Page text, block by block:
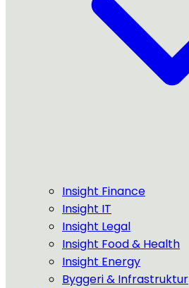
Insight Finance
Insight IT
Insight Legal
Insight Food & Health
Insight Energy
Byggeri & Infrastruktur